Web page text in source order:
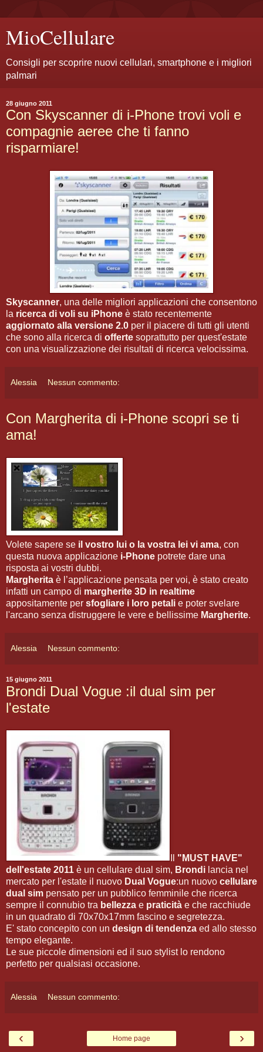
MioCellulare
Consigli per scoprire nuovi cellulari, smartphone e i migliori
palmari
28 giugno 2011
Con Skyscanner di i-Phone trovi voli e
compagnie aeree che ti fanno
risparmiare!
Skyscanner, una delle migliori applicazioni che consentono
la ricerca di voli su iPhone è stato recentemente
aggiornato alla versione 2.0 per il piacere di tutti gli utenti
che sono alla ricerca di offerte soprattutto per quest'estate
con una visualizzazione dei risultati di ricerca velocissima.
Alessia Nessun commento:
Con Margherita di i-Phone scopri se ti
ama!
Volete sapere se il vostro lui o la vostra lei vi ama, con
questa nuova applicazione i-Phone potrete dare una
risposta ai vostri dubbi.
Margherita è l’applicazione pensata per voi, è stato creato
infatti un campo di margherite 3D in realtime
appositamente per sfogliare i loro petali e poter svelare
l'arcano senza distruggere le vere e bellissime Margherite.
Alessia Nessun commento:
15 giugno 2011
Brondi Dual Vogue :il dual sim per
l'estate
"MUST HAVE"
dell'estate 2011 è un cellulare dual sim, Brondi lancia nel
mercato per l'estate il nuovo Dual Vogue:un nuovo cellulare
dual sim pensato per un pubblico femminile che ricerca
sempre il connubio tra bellezza e praticità e che racchiude
in un quadrato di 70x70x17mm fascino e segretezza.
E' stato concepito con un design di tendenza ed allo stesso
tempo elegante.
Le sue piccole dimensioni ed il suo stylist lo rendono
perfetto per qualsiasi occasione.
Alessia Nessun commento:
‹ ›
Home page